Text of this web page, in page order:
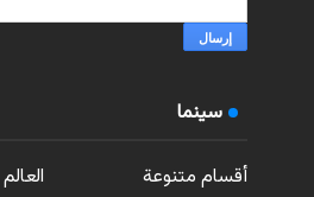
سينما
أقسام متنوعة العالم